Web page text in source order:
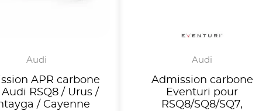
Audi
APR carbone
RSQ8 / Urus /
/ Cayenne
Audi
Admission carbone
Eventuri pour
RSQ8/SQ8/SQ7,